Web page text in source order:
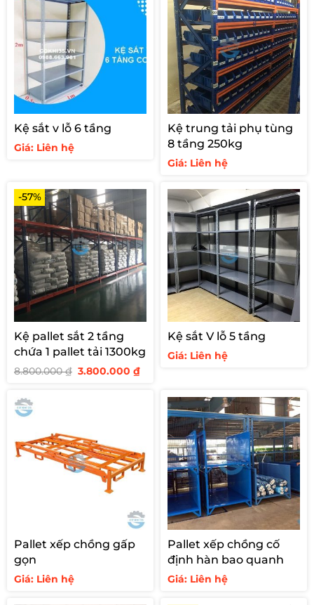
Kệ sắt v lỗ 6 tầng
Giá: Liên hệ
Kệ trung tải phụ tùng
8 tầng 250kg
Giá: Liên hệ
-57%
Kệ pallet sắt 2 tầng
chứa 1 pallet tải 1300kg
8.800.000₫ Giá
3.800.000₫Giá
3.800.000 ₫.
Kệ sắt V lỗ 5 tầng
Giá: Liên hệ
Pallet xếp chồng gấp
gọn
Giá: Liên hệ
Pallet xếp chồng cố
định hàn bao quanh
Giá: Liên hệ